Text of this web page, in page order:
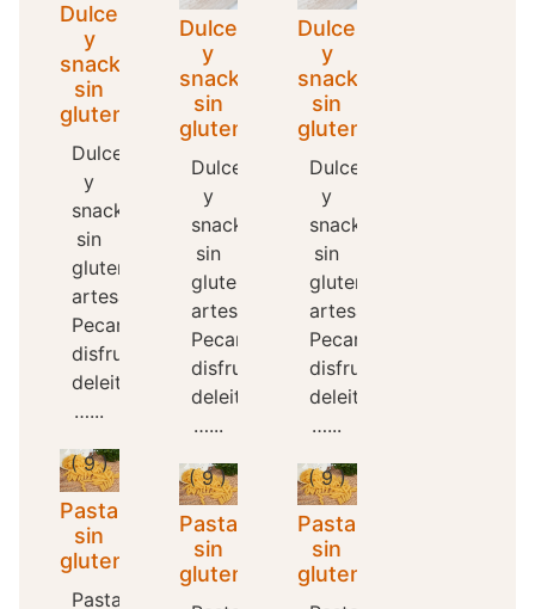
Dulces
y
snacks
sin
gluten
Dulces
y
snacks
sin
gluten
artesanal
Pecar,
disfrutar,
deleitarse
…...
( 9 )
Pasta
sin
gluten
Pasta
Dulces
y
snacks
sin
gluten
Dulces
y
snacks
sin
gluten
artesanal
Pecar,
disfrutar,
deleitarse
…...
( 9 )
Pasta
sin
gluten
Dulces
y
snacks
sin
gluten
Dulces
y
snacks
sin
gluten
artesanal
Pecar,
disfrutar,
deleitarse
…...
( 9 )
Pasta
sin
gluten